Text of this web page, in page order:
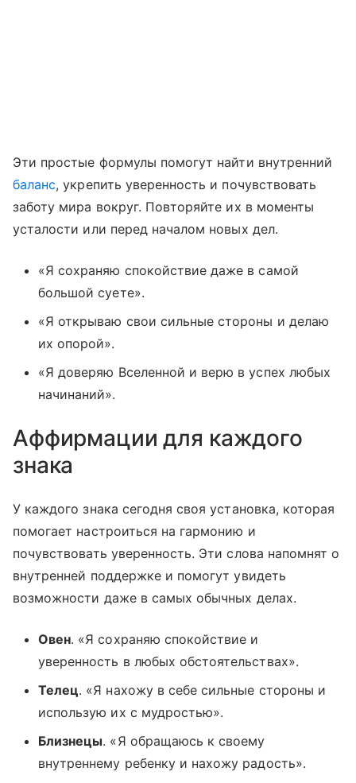
Эти простые формулы помогут найти внутренний
баланс, укрепить уверенность и почувствовать
заботу мира вокруг. Повторяйте их в моменты
усталости или перед началом новых дел.
«Я сохраняю спокойствие даже в самой
большой суете».
«Я открываю свои сильные стороны и делаю
их опорой».
«Я доверяю Вселенной и верю в успех любых
начинаний».
Аффирмации для каждого
знака
У каждого знака сегодня своя установка, которая
помогает настроиться на гармонию и
почувствовать уверенность. Эти слова напомнят о
внутренней поддержке и помогут увидеть
возможности даже в самых обычных делах.
Овен. «Я сохраняю спокойствие и
уверенность в любых обстоятельствах».
Телец. «Я нахожу в себе сильные стороны и
использую их с мудростью».
Близнецы. «Я обращаюсь к своему
внутреннему ребенку и нахожу радость».